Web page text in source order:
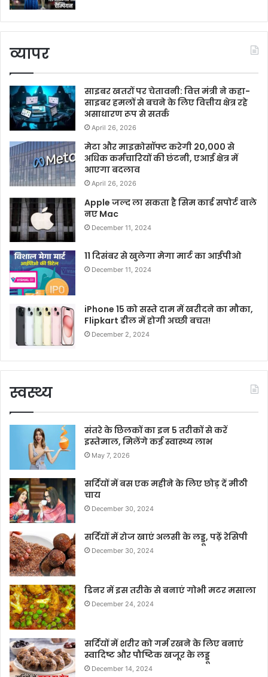
व्यापर
साइबर खतरों पर चेतावनी: वित्त मंत्री ने कहा-
साइबर हमलों से बचने के लिए वित्तीय क्षेत्र रहे
असाधारण रूप से सतर्क
April 26, 2026
मेटा और माइक्रोसॉफ्ट करेगी 20,000 से
अधिक कर्मचारियों की छंटनी, एआई क्षेत्र में
आएगा बदलाव
April 26, 2026
Apple जल्द ला सकता है सिम कार्ड सपोर्ट वाले
नए Mac
December 11, 2024
11 दिसंबर से खुलेगा मेगा मार्ट का आईपीओ
December 11, 2024
iPhone 15 को सस्ते दाम में खरीदने का मौका,
Flipkart डील में होगी अच्छी बचत!
December 2, 2024
स्वस्थ्य
संतरे के छिलकों का इन 5 तरीकों से करें
इस्तेमाल, मिलेंगे कई स्वास्थ्य लाभ
May 7, 2026
सर्दियों में बस एक महीने के लिए छोड़ दें मीठी
चाय
December 30, 2024
सर्दियों में रोज खाएं अलसी के लड्डू, पढ़ें रेसिपी
December 30, 2024
डिनर में इस तरीके से बनाएं गोभी मटर मसाला
December 24, 2024
सर्दियों में शरीर को गर्म रखने के लिए बनाएं
स्वादिष्ट और पौष्टिक खजूर के लड्डू
December 14, 2024